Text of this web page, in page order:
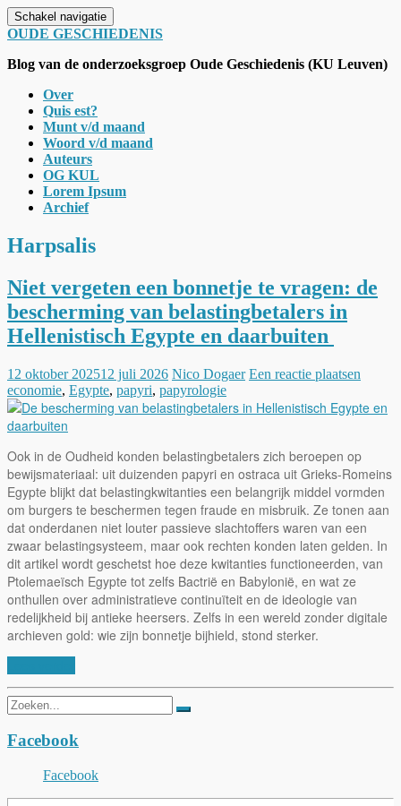
Schakel navigatie
OUDE GESCHIEDENIS
Blog van de onderzoeksgroep Oude Geschiedenis (KU Leuven)
Over
Quis est?
Munt v/d maand
Woord v/d maand
Auteurs
OG KUL
Lorem Ipsum
Archief
Harpsalis
Niet vergeten een bonnetje te vragen: de
bescherming van belastingbetalers in
Hellenistisch Egypte en daarbuiten
12 oktober 202512 juli 2026 Nico Dogaer Een reactie plaatsen
economie, Egypte, papyri, papyrologie
Ook in de Oudheid konden belastingbetalers zich beroepen op
bewijsmateriaal: uit duizenden papyri en ostraca uit Grieks-Romeins
Egypte blijkt dat belastingkwitanties een belangrijk middel vormden
om burgers te beschermen tegen fraude en misbruik. Ze tonen aan
dat onderdanen niet louter passieve slachtoffers waren van een
zwaar belastingsysteem, maar ook rechten konden laten gelden. In
dit artikel wordt geschetst hoe deze kwitanties functioneerden, van
Ptolemaeïsch Egypte tot zelfs Bactrië en Babylonië, en wat ze
onthullen over administratieve continuïteit en de ideologie van
redelijkheid bij antieke heersers. Zelfs in een wereld zonder digitale
archieven gold: wie zijn bonnetje bijhield, stond sterker.
Zoeken
naar:
Facebook
Facebook
Typ je e-mail om je te abonneren op onze blog...